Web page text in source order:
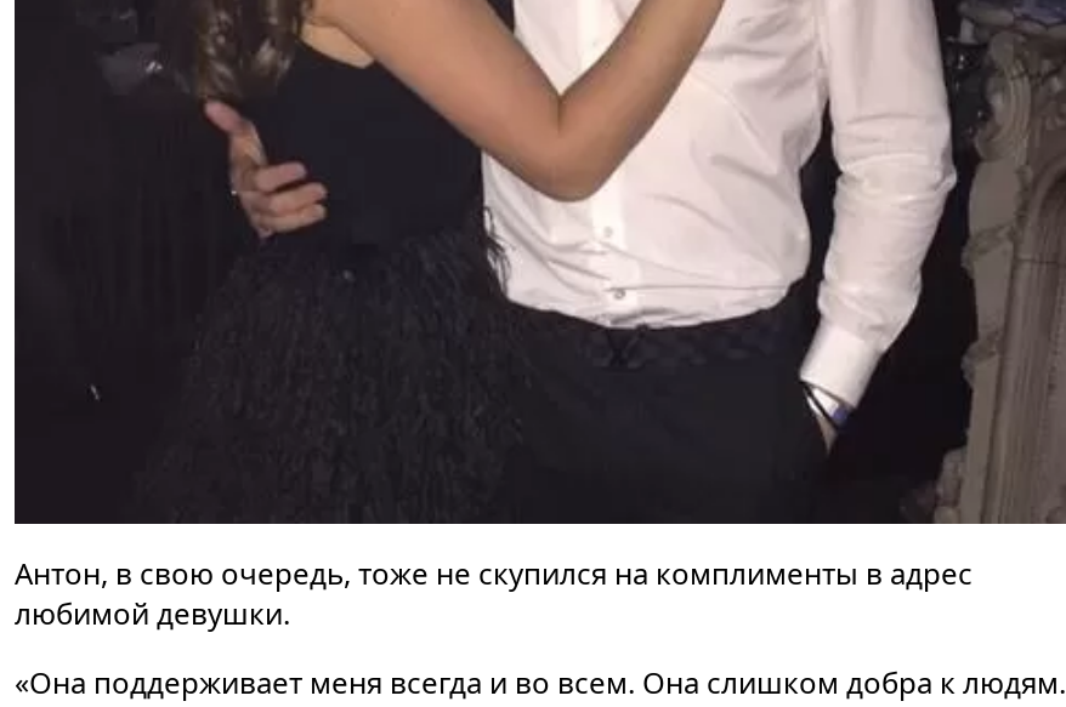
Антон, в свою очередь, тоже не скупился на комплименты в адрес
любимой девушки.
«Она поддерживает меня всегда и во всем. Она слишком добра к людям.